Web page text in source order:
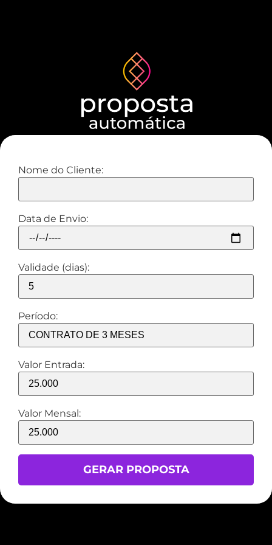
Nome do Cliente:
Data de Envio:
Validade (dias):
Período:
Valor Entrada:
Valor Mensal:
GERAR PROPOSTA